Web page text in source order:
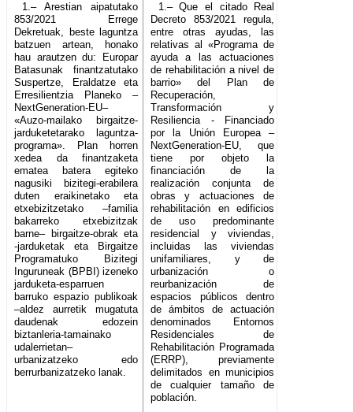
1.– Arestian aipatutako
853/2021 Errege
Dekretuak, beste laguntza
batzuen artean, honako
hau arautzen du: Europar
Batasunak finantzatutako
Suspertze, Eraldatze eta
Erresilientzia Planeko –
NextGeneration-EU–
«Auzo-mailako birgaitze-
jarduketetarako laguntza-
programa». Plan horren
xedea da finantzaketa
ematea batera egiteko
nagusiki bizitegi-erabilera
duten eraikinetako eta
etxebizitzetako –familia
bakarreko etxebizitzak
barne– birgaitze-obrak eta
-jarduketak eta Birgaitze
Programatuko Bizitegi
Inguruneak (BPBI) izeneko
jarduketa-esparruen
barruko espazio publikoak
–aldez aurretik mugatuta
daudenak edozein
biztanleria-tamainako
udalerrietan–
urbanizatzeko edo
berrurbanizatzeko lanak.
1.– Que el citado Real
Decreto 853/2021 regula,
entre otras ayudas, las
relativas al «Programa de
ayuda a las actuaciones
de rehabilitación a nivel de
barrio» del Plan de
Recuperación,
Transformación y
Resiliencia - Financiado
por la Unión Europea –
NextGeneration-EU, que
tiene por objeto la
financiación de la
realización conjunta de
obras y actuaciones de
rehabilitación en edificios
de uso predominante
residencial y viviendas,
incluidas las viviendas
unifamiliares, y de
urbanización o
reurbanización de
espacios públicos dentro
de ámbitos de actuación
denominados Entornos
Residenciales de
Rehabilitación Programada
(ERRP), previamente
delimitados en municipios
de cualquier tamaño de
población.